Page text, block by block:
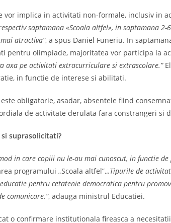
vor implica in activitati non-formale, inclusiv in
saptamana «Scoala altfel», in saptamana
atractiva”, a spus Daniel Funeriu. In
pentru olimpiade, majoritatea vor participa la
axa pe activitati extracurriculare si extrascolare.”
in functie de interese si abilitati.
obligatorie, asadar, absentele fiind
de activitate derulata fara constrangeri si
suprasolicitati?
in care copiii nu le-au mai cunoscut, in functie
programului „Scoala altfel”.„Tipurile de
pentru cetatenie democratica pentru
comunicare.”, adauga ministrul Educatiei.
o confirmare institutionala fireasca a